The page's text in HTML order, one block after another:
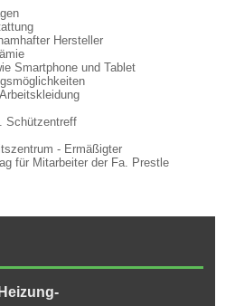
Hersteller
Smartphone und Tablet
Schützentreff
- Ermäßigter
für Mitarbeiter der Fa. Prestle